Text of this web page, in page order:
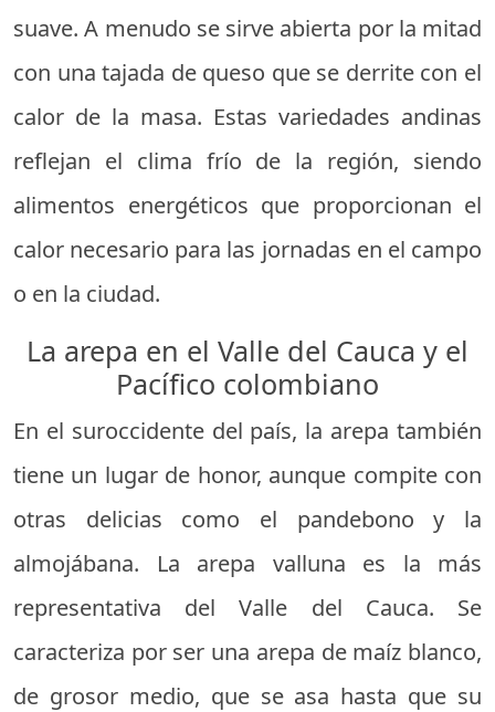
suave. A menudo se sirve abierta por la mitad
con una tajada de queso que se derrite con el
calor de la masa. Estas variedades andinas
reflejan el clima frío de la región, siendo
alimentos energéticos que proporcionan el
calor necesario para las jornadas en el campo
o en la ciudad.
La arepa en el Valle del Cauca y el
Pacífico colombiano
En el suroccidente del país, la arepa también
tiene un lugar de honor, aunque compite con
otras delicias como el pandebono y la
almojábana. La arepa valluna es la más
representativa del Valle del Cauca. Se
caracteriza por ser una arepa de maíz blanco,
de grosor medio, que se asa hasta que su